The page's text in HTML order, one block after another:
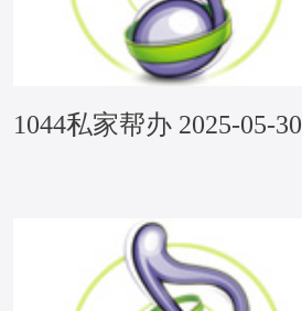
1044私家帮办 2025-05-30